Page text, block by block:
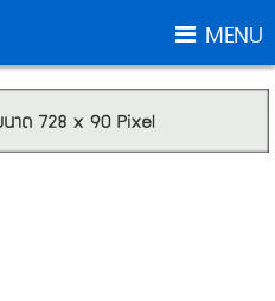
MENU